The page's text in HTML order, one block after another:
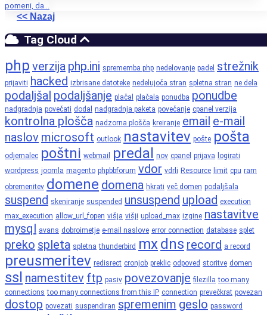
pomeni, da...
<< Nazaj
Tag Cloud
php verzija php.ini sprememba php nedelovanje padel strežnik
prijaviti hacked izbrisane datoteke nedelujoča stran spletna stran ne dela
podaljšal podaljšanje plačal plačala ponudba ponudbe
nadgradnja povečati dodal nadgradnja paketa povečanje cpanel verzija
kontrolna plošča nadzorna plošča kreiranje email e-mail
naslov microsoft outlook nastavitev pošte pošta
odjemalec poštni webmail predal nov cpanel prijava
logirati
wordpress joomla magento phpbbforum vdor vdrli Resource limit cpu ram
obremenitev domene domena hkrati več domen podaljšala
suspend skeniranje suspended unsuspend upload execution
max_execution allow_url_fopen višja višji upload_max izgine nastavitve
mysql avans dobroimetje e-mail naslove error connection database splet
preko spleta spletna thunderbird mx dns record a record
preusmeritev redisrect cronjob preklic odpoved storitve domen
ssl namestitev ftp pasiv povezovanje filezilla too many
connections too many connections from this IP connection prevečkrat povezan
dostop povezati suspendiran spremenim geslo password